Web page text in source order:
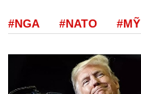
#NGA #NATO #MỸ